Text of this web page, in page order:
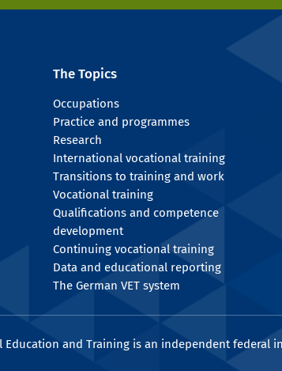
The Topics
Occupations
Practice and programmes
Research
International vocational training
Transitions to training and work
Vocational training
Qualifications and competence
development
Continuing vocational training
Data and educational reporting
The German VET system
Education and Training is an independent federal